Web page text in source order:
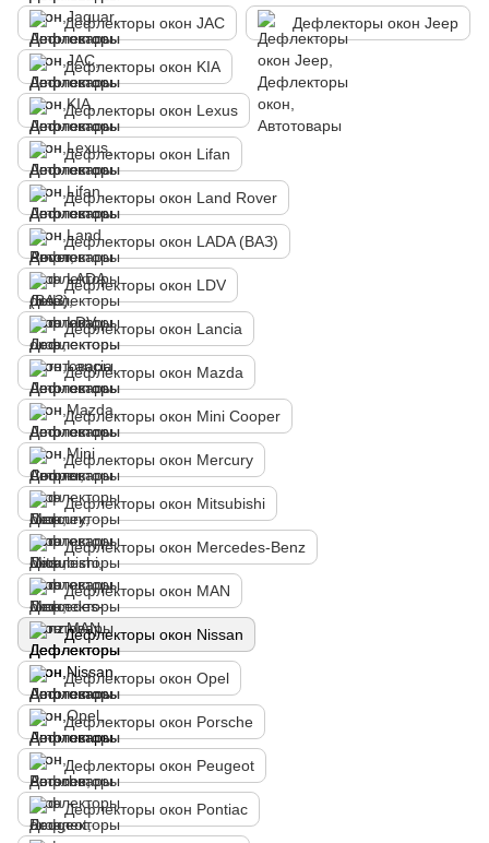
Дефлекторы окон JAC Дефлекторы окон Jeep
Дефлекторы окон KIA
Дефлекторы окон Lexus
Дефлекторы окон Lifan
Дефлекторы окон Land Rover
Дефлекторы окон LADA (ВАЗ)
Дефлекторы окон LDV
Дефлекторы окон Lancia
Дефлекторы окон Mazda
Дефлекторы окон Mini Cooper
Дефлекторы окон Mercury
Дефлекторы окон Mitsubishi
Дефлекторы окон Mercedes-Benz
Дефлекторы окон MAN
Дефлекторы окон Nissan
Дефлекторы окон Opel
Дефлекторы окон Porsche
Дефлекторы окон Peugeot
Дефлекторы окон Pontiac